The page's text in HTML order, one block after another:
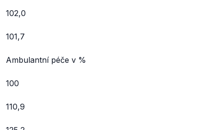
102,0
101,7
Ambulantní péče v %
100
110,9